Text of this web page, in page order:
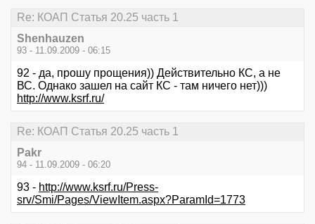
Re: КОАП Статья 20.25 часть 1
Shenhauzen
93 - 11.09.2009 - 06:15
92 - да, прошу прощения)) Действительно КС, а не
ВС. Однако зашел на сайт КС - там ничего нет)))
http://www.ksrf.ru/
Re: КОАП Статья 20.25 часть 1
Pakr
94 - 11.09.2009 - 06:20
93 - http://www.ksrf.ru/Press-
srv/Smi/Pages/ViewItem.aspx?ParamId=1773